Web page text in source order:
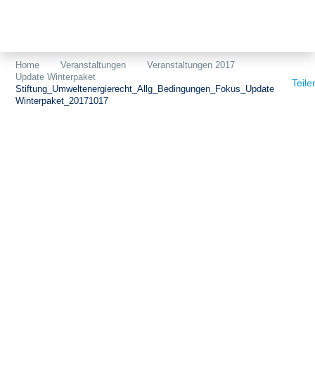
Home Veranstaltungen
Veranstaltungen 2017
Update Winterpaket
Stiftung_Umweltenergierecht_Allg_Bedingungen_Fokus_Update
Winterpaket_20171017